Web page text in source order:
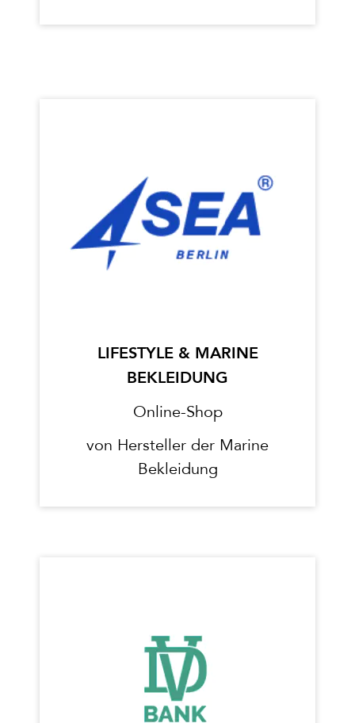
LIFESTYLE & MARINE
BEKLEIDUNG
Online-Shop
von Hersteller der Marine
Bekleidung